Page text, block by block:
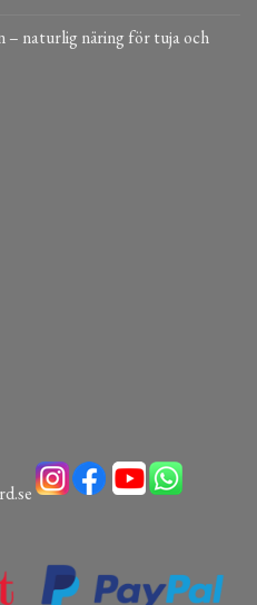
– naturlig näring för tuja och